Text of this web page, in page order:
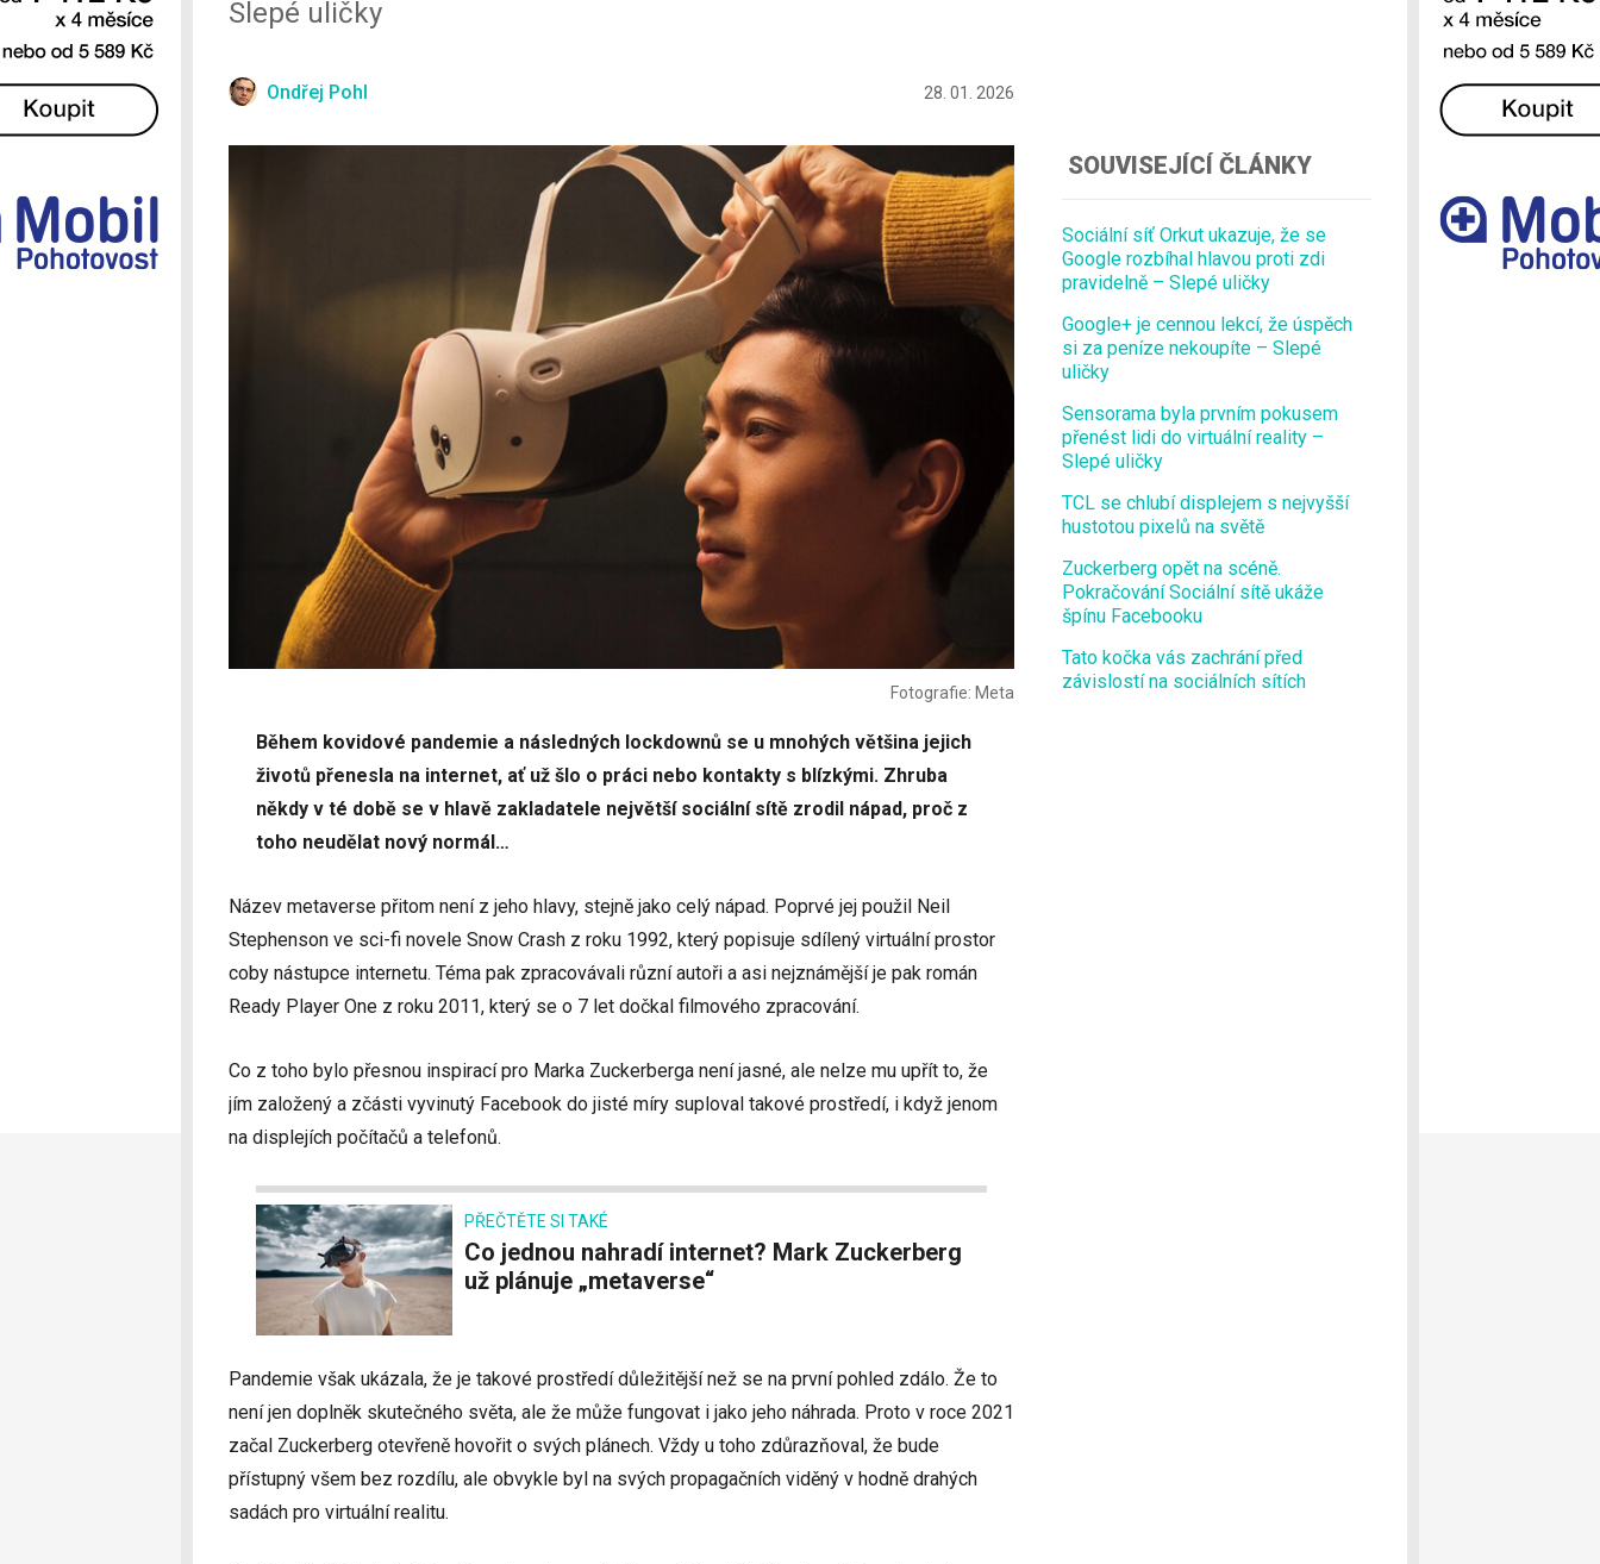
Slepé uličky
Ondřej Pohl 28. 01. 2026
Fotografie: Meta
Během kovidové pandemie a následných lockdownů se u mnohých většina jejich
životů přenesla na internet, ať už šlo o práci nebo kontakty s blízkými. Zhruba
někdy v té době se v hlavě zakladatele největší sociální sítě zrodil nápad, proč z
toho neudělat nový normál…
Název metaverse přitom není z jeho hlavy, stejně jako celý nápad. Poprvé jej použil Neil
Stephenson ve sci-fi novele Snow Crash z roku 1992, který popisuje sdílený virtuální prostor
coby nástupce internetu. Téma pak zpracovávali různí autoři a asi nejznámější je pak román
Ready Player One z roku 2011, který se o 7 let dočkal filmového zpracování.
Co z toho bylo přesnou inspirací pro Marka Zuckerberga není jasné, ale nelze mu upřít to, že
jím založený a zčásti vyvinutý Facebook do jisté míry suploval takové prostředí, i když jenom
na displejích počítačů a telefonů.
PŘEČTĚTE SI TAKÉ
Co jednou nahradí internet? Mark Zuckerberg
už plánuje „metaverse“
Pandemie však ukázala, že je takové prostředí důležitější než se na první pohled zdálo. Že to
není jen doplněk skutečného světa, ale že může fungovat i jako jeho náhrada. Proto v roce 2021
začal Zuckerberg otevřeně hovořit o svých plánech. Vždy u toho zdůrazňoval, že bude
přístupný všem bez rozdílu, ale obvykle byl na svých propagačních viděný v hodně drahých
sadách pro virtuální realitu.
SOUVISEJÍCÍ ČLÁNKY
Sociální síť Orkut ukazuje, že se
Google rozbíhal hlavou proti zdi
pravidelně – Slepé uličky
Google+ je cennou lekcí, že úspěch
si za peníze nekoupíte – Slepé
uličky
Sensorama byla prvním pokusem
přenést lidi do virtuální reality –
Slepé uličky
TCL se chlubí displejem s nejvyšší
hustotou pixelů na světě
Zuckerberg opět na scéně.
Pokračování Sociální sítě ukáže
špínu Facebooku
Tato kočka vás zachrání před
závislostí na sociálních sítích